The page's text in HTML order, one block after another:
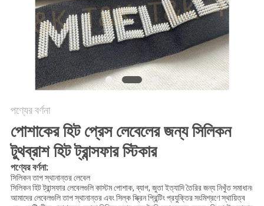
পণ্যের বর্ণনা
পোশাকের হিট প্রেস লেবেলের জন্য সিলিকন
টুথব্রাশ হিট ট্রান্সফার স্টিকার
পণ্যের বর্ণনা:
সিলিকন তাপ স্থানান্তর লেবেল
সিলিকন হিট ট্রান্সফার লেবেলগুলি কাস্টম পোশাক, ব্যাগ, জুতা ইত্যাদি তৈরির জন্য নিখুঁত সমাধান৷
আমাদের লেবেলগুলি তাপ স্থানান্তর এবং সিল্ক স্ক্রিন প্রিন্টিং প্রযুক্তির সংমিশ্রণে স্থায়িত্ব